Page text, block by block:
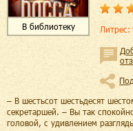
В библиотеку Литрес:
– В шестьсот шестьдесят
секретаршей. – Вы так
головой, с удивлением